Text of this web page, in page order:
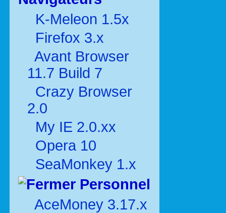
K-Meleon 1.5x
Firefox 3.x
Avant Browser
11.7 Build 7
Crazy Browser
2.0
My IE 2.0.xx
Opera 10
SeaMonkey 1.x
Personnel
AceMoney 3.17.x